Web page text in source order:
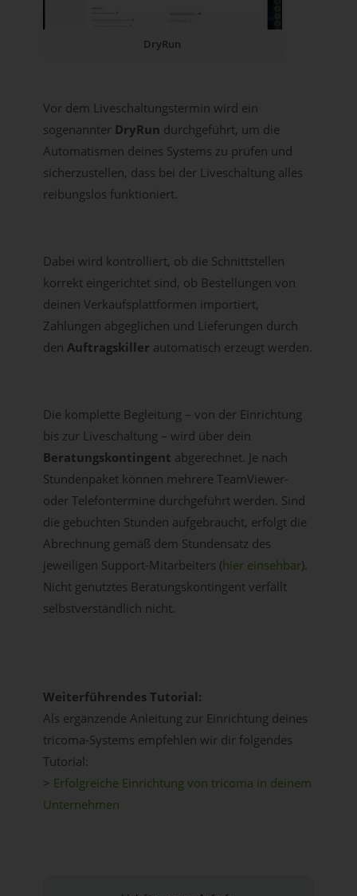
DryRun
Vor dem Liveschaltungstermin wird ein
sogenannter DryRun durchgeführt, um die
Automatismen deines Systems zu prüfen und
sicherzustellen, dass bei der Liveschaltung alles
reibungslos funktioniert.
Dabei wird kontrolliert, ob die Schnittstellen
korrekt eingerichtet sind, ob Bestellungen von
deinen Verkaufsplattformen importiert,
Zahlungen abgeglichen und Lieferungen durch
den Auftragskiller automatisch erzeugt werden.
Die komplette Begleitung – von der Einrichtung
bis zur Liveschaltung – wird über dein
Beratungskontingent abgerechnet. Je nach
Stundenpaket können mehrere TeamViewer-
oder Telefontermine durchgeführt werden. Sind
die gebuchten Stunden aufgebraucht, erfolgt die
Abrechnung gemäß dem Stundensatz des
jeweiligen Support-Mitarbeiters (hier einsehbar).
Nicht genutztes Beratungskontingent verfällt
selbstverständlich nicht.
Weiterführendes Tutorial:
Als ergänzende Anleitung zur Einrichtung deines
tricoma-Systems empfehlen wir dir folgendes
Tutorial:
> Erfolgreiche Einrichtung von tricoma in deinem
Unternehmen